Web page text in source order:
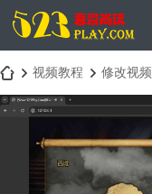
视频教程
›
修改视频